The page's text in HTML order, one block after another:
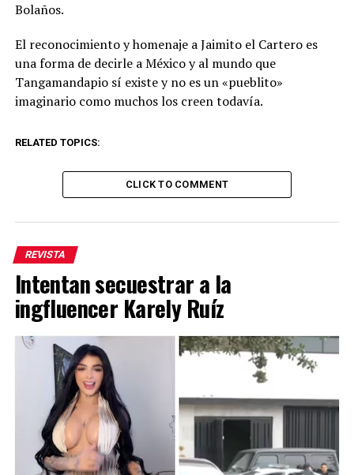
Bolaños.
El reconocimiento y homenaje a Jaimito el Cartero es
una forma de decirle a México y al mundo que
Tangamandapio sí existe y no es un «pueblito»
imaginario como muchos los creen todavía.
RELATED TOPICS:
CLICK TO COMMENT
REVISTA
Intentan secuestrar a la
ingfluencer Karely Ruíz